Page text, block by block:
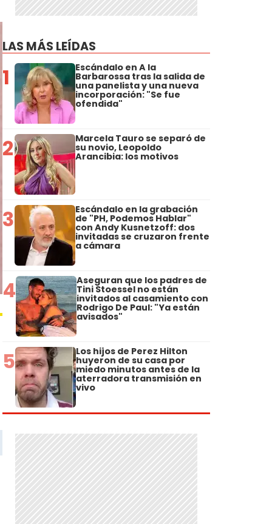
LAS MÁS LEÍDAS
1 Escándalo en A la
Barbarossa tras la salida de
una panelista y una nueva
incorporación: "Se fue
ofendida"
2 Marcela Tauro se separó de
su novio, Leopoldo
Arancibia: los motivos
3 Escándalo en la grabación
de "PH, Podemos Hablar"
con Andy Kusnetzoff: dos
invitadas se cruzaron frente
a cámara
4 Aseguran que los padres de
Tini Stoessel no están
invitados al casamiento con
Rodrigo De Paul: "Ya están
avisados"
5 Los hijos de Perez Hilton
huyeron de su casa por
miedo minutos antes de la
aterradora transmisión en
vivo